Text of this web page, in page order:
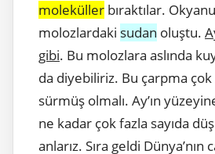
moleküller bıraktılar.
molozlardaki sudan oluştu.
gibi. Bu molozlara aslında
da diyebiliriz. Bu çarpma çok
sürmüş olmalı. Ay’ın
ne kadar çok fazla sayıda
anlarız. Sıra geldi Dünya’nın